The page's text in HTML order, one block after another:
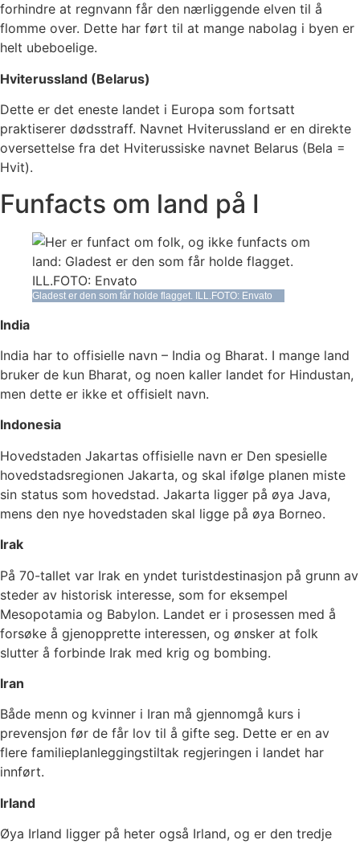
forhindre at regnvann får den nærliggende elven til å
flomme over. Dette har ført til at mange nabolag i byen er
helt ubeboelige.
Hviterussland (Belarus)
Dette er det eneste landet i Europa som fortsatt
praktiserer dødsstraff. Navnet Hviterussland er en direkte
oversettelse fra det Hviterussiske navnet Belarus (Bela =
Hvit).
Funfacts om land på I
Gladest er den som får holde flagget. ILL.FOTO: Envato
India
India har to offisielle navn – India og Bharat. I mange land
bruker de kun Bharat, og noen kaller landet for Hindustan,
men dette er ikke et offisielt navn.
Indonesia
Hovedstaden Jakartas offisielle navn er Den spesielle
hovedstadsregionen Jakarta, og skal ifølge planen miste
sin status som hovedstad. Jakarta ligger på øya Java,
mens den nye hovedstaden skal ligge på øya Borneo.
Irak
På 70-tallet var Irak en yndet turistdestinasjon på grunn av
steder av historisk interesse, som for eksempel
Mesopotamia og Babylon. Landet er i prosessen med å
forsøke å gjenopprette interessen, og ønsker at folk
slutter å forbinde Irak med krig og bombing.
Iran
Både menn og kvinner i Iran må gjennomgå kurs i
prevensjon før de får lov til å gifte seg. Dette er en av
flere familieplanleggingstiltak regjeringen i landet har
innført.
Irland
Øya Irland ligger på heter også Irland, og er den tredje